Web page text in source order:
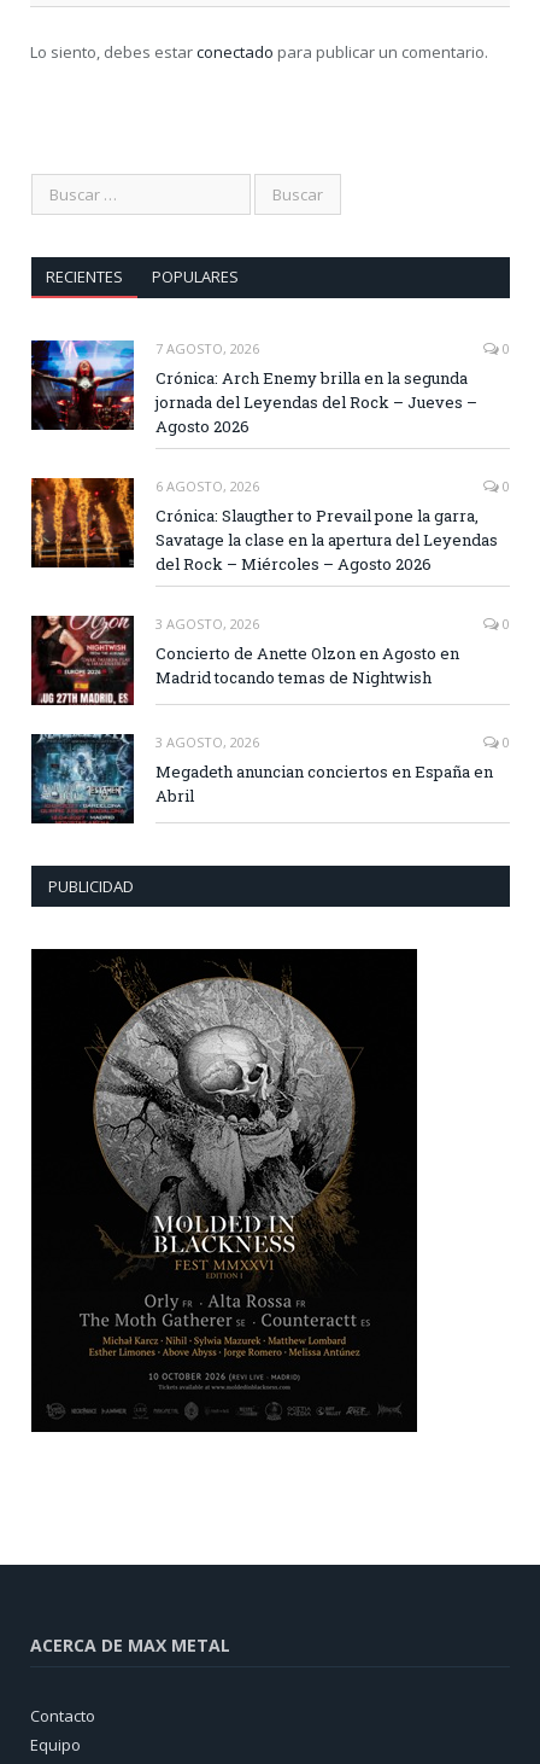
Lo siento, debes estarconectado para publicar un comentario.
RECIENTES POPULARES
7 AGOSTO, 2026 0
Crónica: Arch Enemy brilla en la segunda
jornada del Leyendas del Rock – Jueves –
Agosto 2026
6 AGOSTO, 2026 0
Crónica: Slaugther to Prevail pone la garra,
Savatage la clase en la apertura del Leyendas
del Rock – Miércoles – Agosto 2026
3 AGOSTO, 2026 0
Concierto de Anette Olzon en Agosto en
Madrid tocando temas de Nightwish
3 AGOSTO, 2026 0
Megadeth anuncian conciertos en España en
Abril
PUBLICIDAD
ACERCA DE MAX METAL
Contacto
Equipo